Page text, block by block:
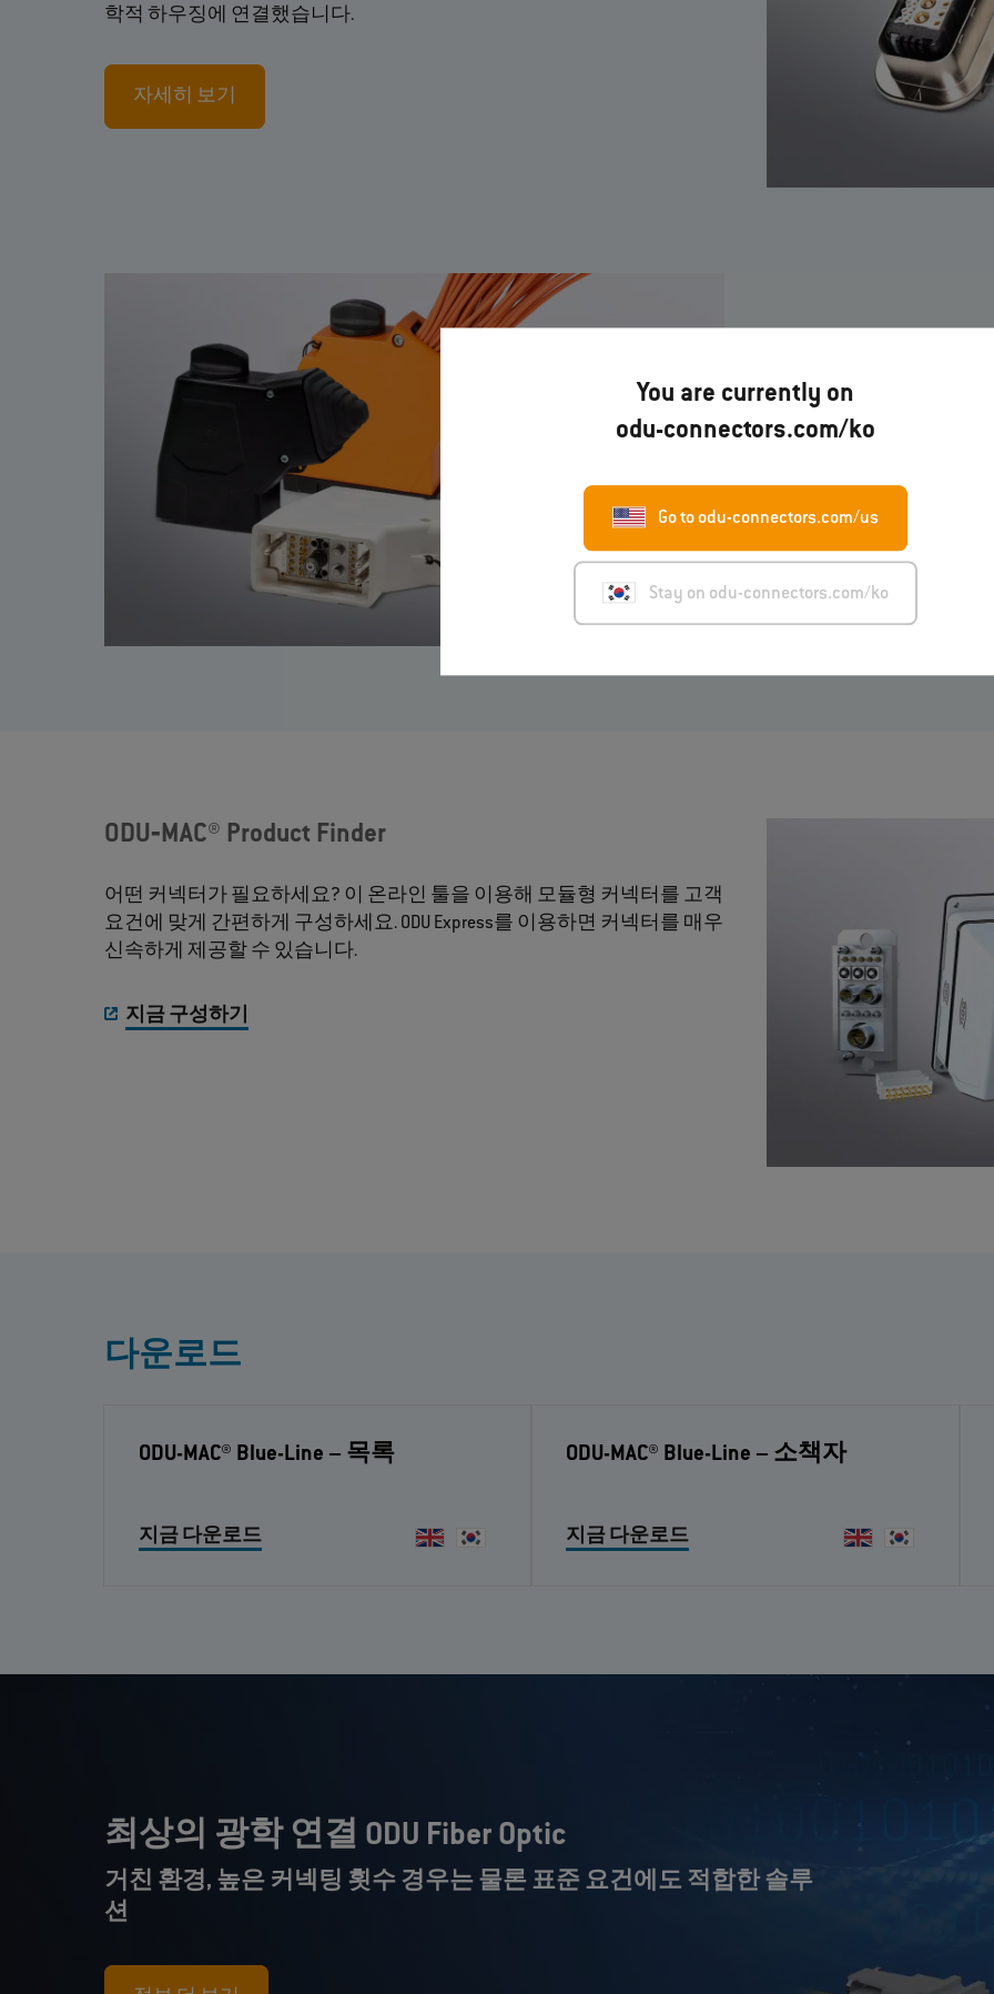
You are currently on
odu-connectors.com/ko
Go to odu-connectors.com/us
Stay on odu-connectors.com/ko
학적 하우징에 연결했습니다.
자세히 보기
ODU‐MAC®
빠르게 조립하고 확실하게
하우징은 조립 및 서비스
빠르게 커넥터를 조립하
자세히 보기
ODU‐MAC® Product Finder
어떤 커넥터가 필요하세요? 이 온라인 툴을 이용해 모듈형 커넥터를 고객
요건에 맞게 간편하게 구성하세요. ODU Express를 이용하면 커넥터를 매우
신속하게 제공할 수 있습니다.
지금 구성하기
다운로드
ODU-MAC® Blue-Line – 목록
지금 다운로드
ODU-MAC® Blue-Line – 소책자
지금 다운로드
최상의 광학 연결 ODU Fiber Optic
거친 환경, 높은 커넥팅 횟수 경우는 물론 표준 요건에도 적합한 솔루
션